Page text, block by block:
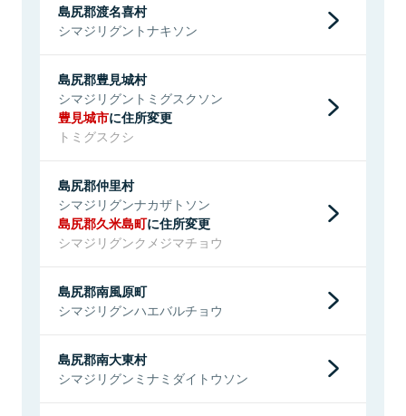
島尻郡渡名喜村
シマジリグントナキソン
島尻郡豊見城村
シマジリグントミグスクソン
豊見城市に住所変更
トミグスクシ
島尻郡仲里村
シマジリグンナカザトソン
島尻郡久米島町に住所変更
シマジリグンクメジマチョウ
島尻郡南風原町
シマジリグンハエバルチョウ
島尻郡南大東村
シマジリグンミナミダイトウソン